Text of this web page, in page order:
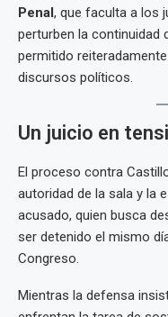
Penal, que faculta a los
perturben la continuidad
permitido
discursos políticos.
Un juicio en
El proceso contra
autoridad de la sala y la
acusado, quien busca
ser detenido el mismo
Congreso.
Mientras la defensa